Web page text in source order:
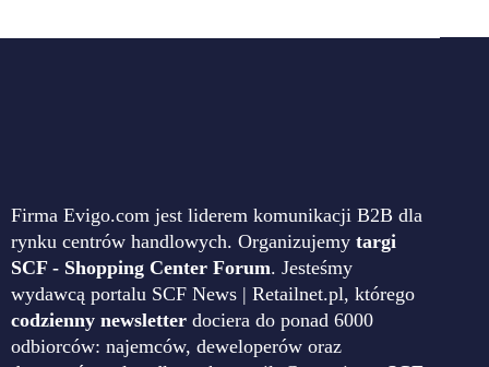
Firma Evigo.com jest liderem komunikacji B2B dla
rynku centrów handlowych. Organizujemy targi
SCF - Shopping Center Forum. Jesteśmy
wydawcą portalu SCF News | Retailnet.pl, którego
codzienny newsletter dociera do ponad 6000
odbiorców: najemców, deweloperów oraz